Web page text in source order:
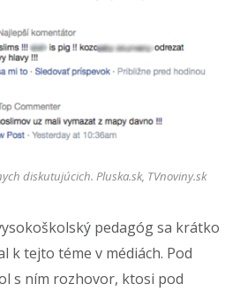
diskutujúcich. Pluska.sk, TVnoviny.sk
pedagóg sa krátko
k tejto téme v médiách. Pod
s ním rozhovor, ktosi pod